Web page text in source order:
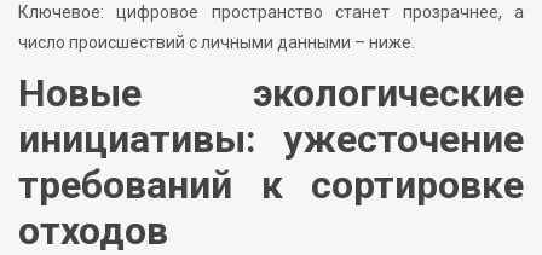
Ключевое: цифровое пространство станет прозрачнее, а
число происшествий с личными данными – ниже.
Новые экологические
инициативы: ужесточение
требований к сортировке
отходов